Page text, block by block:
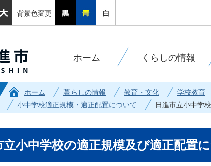
背景色変更
ホーム くらしの情報
ホーム 暮らしの情報 教育・文化 学校教育
小中学校適正規模・適正配置について
日進市立小中学
立小中学校の適正規模及び適正配置